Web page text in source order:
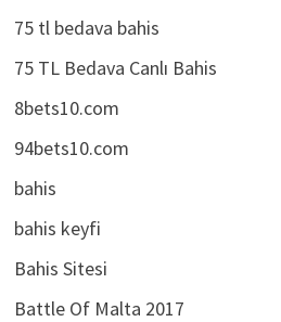
75 tl bedava bahis
75 TL Bedava Canlı Bahis
8bets10.com
94bets10.com
bahis
bahis keyfi
Bahis Sitesi
Battle Of Malta 2017